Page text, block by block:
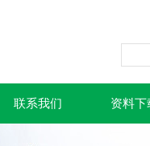
联系我们 资料下